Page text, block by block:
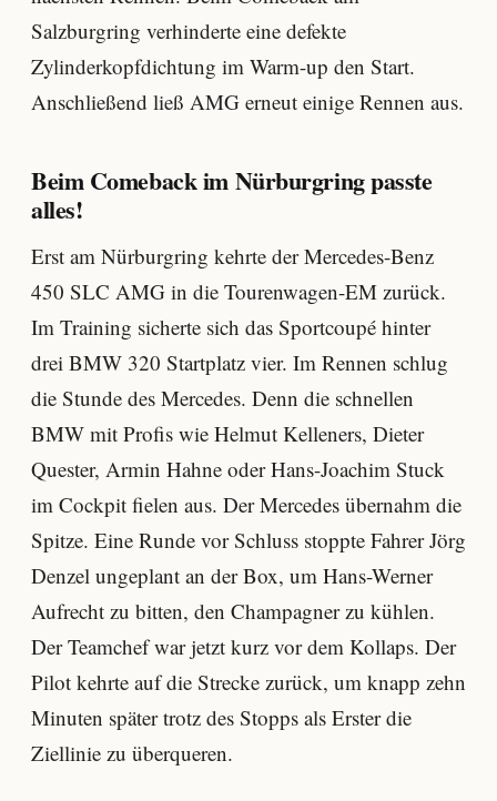
Salzburgring verhinderte eine defekte
Zylinderkopfdichtung im Warm-up den Start.
Anschließend ließ AMG erneut einige Rennen aus.
Beim Comeback im Nürburgring passte
alles!
Erst am Nürburgring kehrte der Mercedes-Benz
450 SLC AMG in die Tourenwagen-EM zurück.
Im Training sicherte sich das Sportcoupé hinter
drei BMW 320 Startplatz vier. Im Rennen schlug
die Stunde des Mercedes. Denn die schnellen
BMW mit Profis wie Helmut Kelleners, Dieter
Quester, Armin Hahne oder Hans-Joachim Stuck
im Cockpit fielen aus. Der Mercedes übernahm die
Spitze. Eine Runde vor Schluss stoppte Fahrer Jörg
Denzel ungeplant an der Box, um Hans-Werner
Aufrecht zu bitten, den Champagner zu kühlen.
Der Teamchef war jetzt kurz vor dem Kollaps. Der
Pilot kehrte auf die Strecke zurück, um knapp zehn
Minuten später trotz des Stopps als Erster die
Ziellinie zu überqueren.